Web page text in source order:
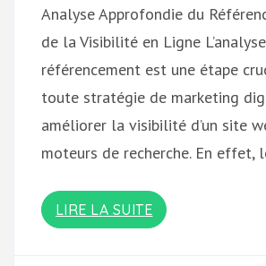
Analyse Approfondie du
de la Visibilité en Ligne
référencement est une étape
toute stratégie de marketing
améliorer la visibilité d’un site
moteurs de recherche. En effet,
LIRE LA SUITE